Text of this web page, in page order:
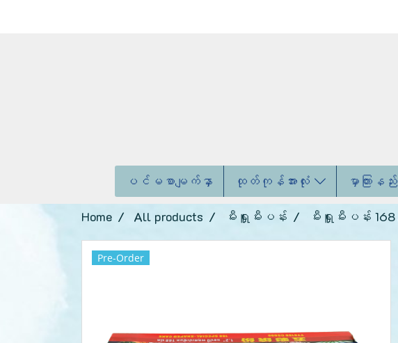
ပင်မစာမျက်နှာ ထုတ်ကုန်အားလုံး မှာကြားနည်း
Home All products မီးရှူးမီးပန်း မီးရှူးမီးပန်း
Pre-Order